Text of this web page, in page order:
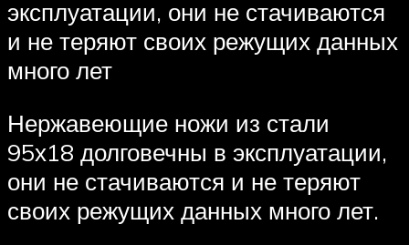
эксплуатации, они не стачиваются
и не теряют своих режущих данных
много лет
Нержавеющие ножи из стали
95х18 долговечны в эксплуатации,
они не стачиваются и не теряют
своих режущих данных много лет.